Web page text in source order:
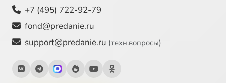
27 Ахматова - Лотова жена
28 Андрей Рублёв - Троица
+7 (495) 722-92-79
fond@predanie.ru
support@predanie.ru (техн.вопросы)